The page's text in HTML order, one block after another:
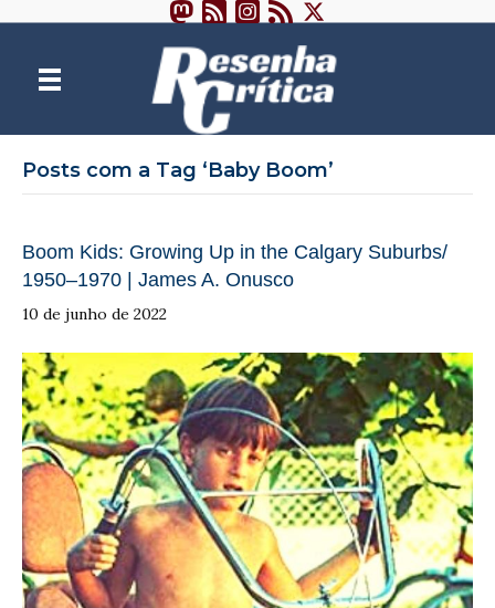
Posts com a Tag ‘Baby Boom’
Boom Kids: Growing Up in the Calgary Suburbs/
1950–1970 | James A. Onusco
10 de junho de 2022